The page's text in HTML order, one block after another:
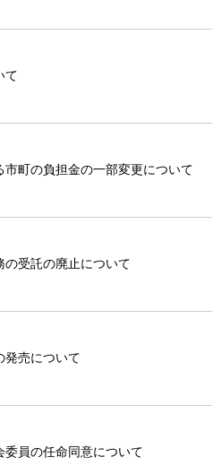
て
市町の負担金の一部変更について
の受託の廃止について
発売について
委員の任命同意について